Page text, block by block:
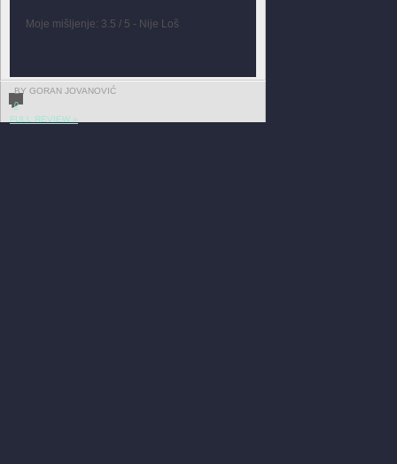
Moje mišljenje: 3.5 / 5 - Nije Loš
BY GORAN JOVANOVIĆ
0
FULL REVIEW »